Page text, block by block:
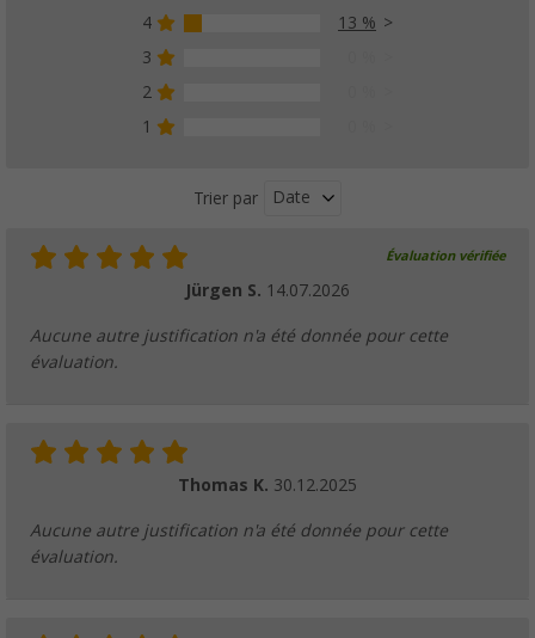
4
13 %
3
2
1
Trier par Date
Évaluation vérifiée
Jürgen S. 14.07.2026
Aucune autre justification n'a été donnée pour cette
évaluation.
Thomas K. 30.12.2025
Aucune autre justification n'a été donnée pour cette
évaluation.